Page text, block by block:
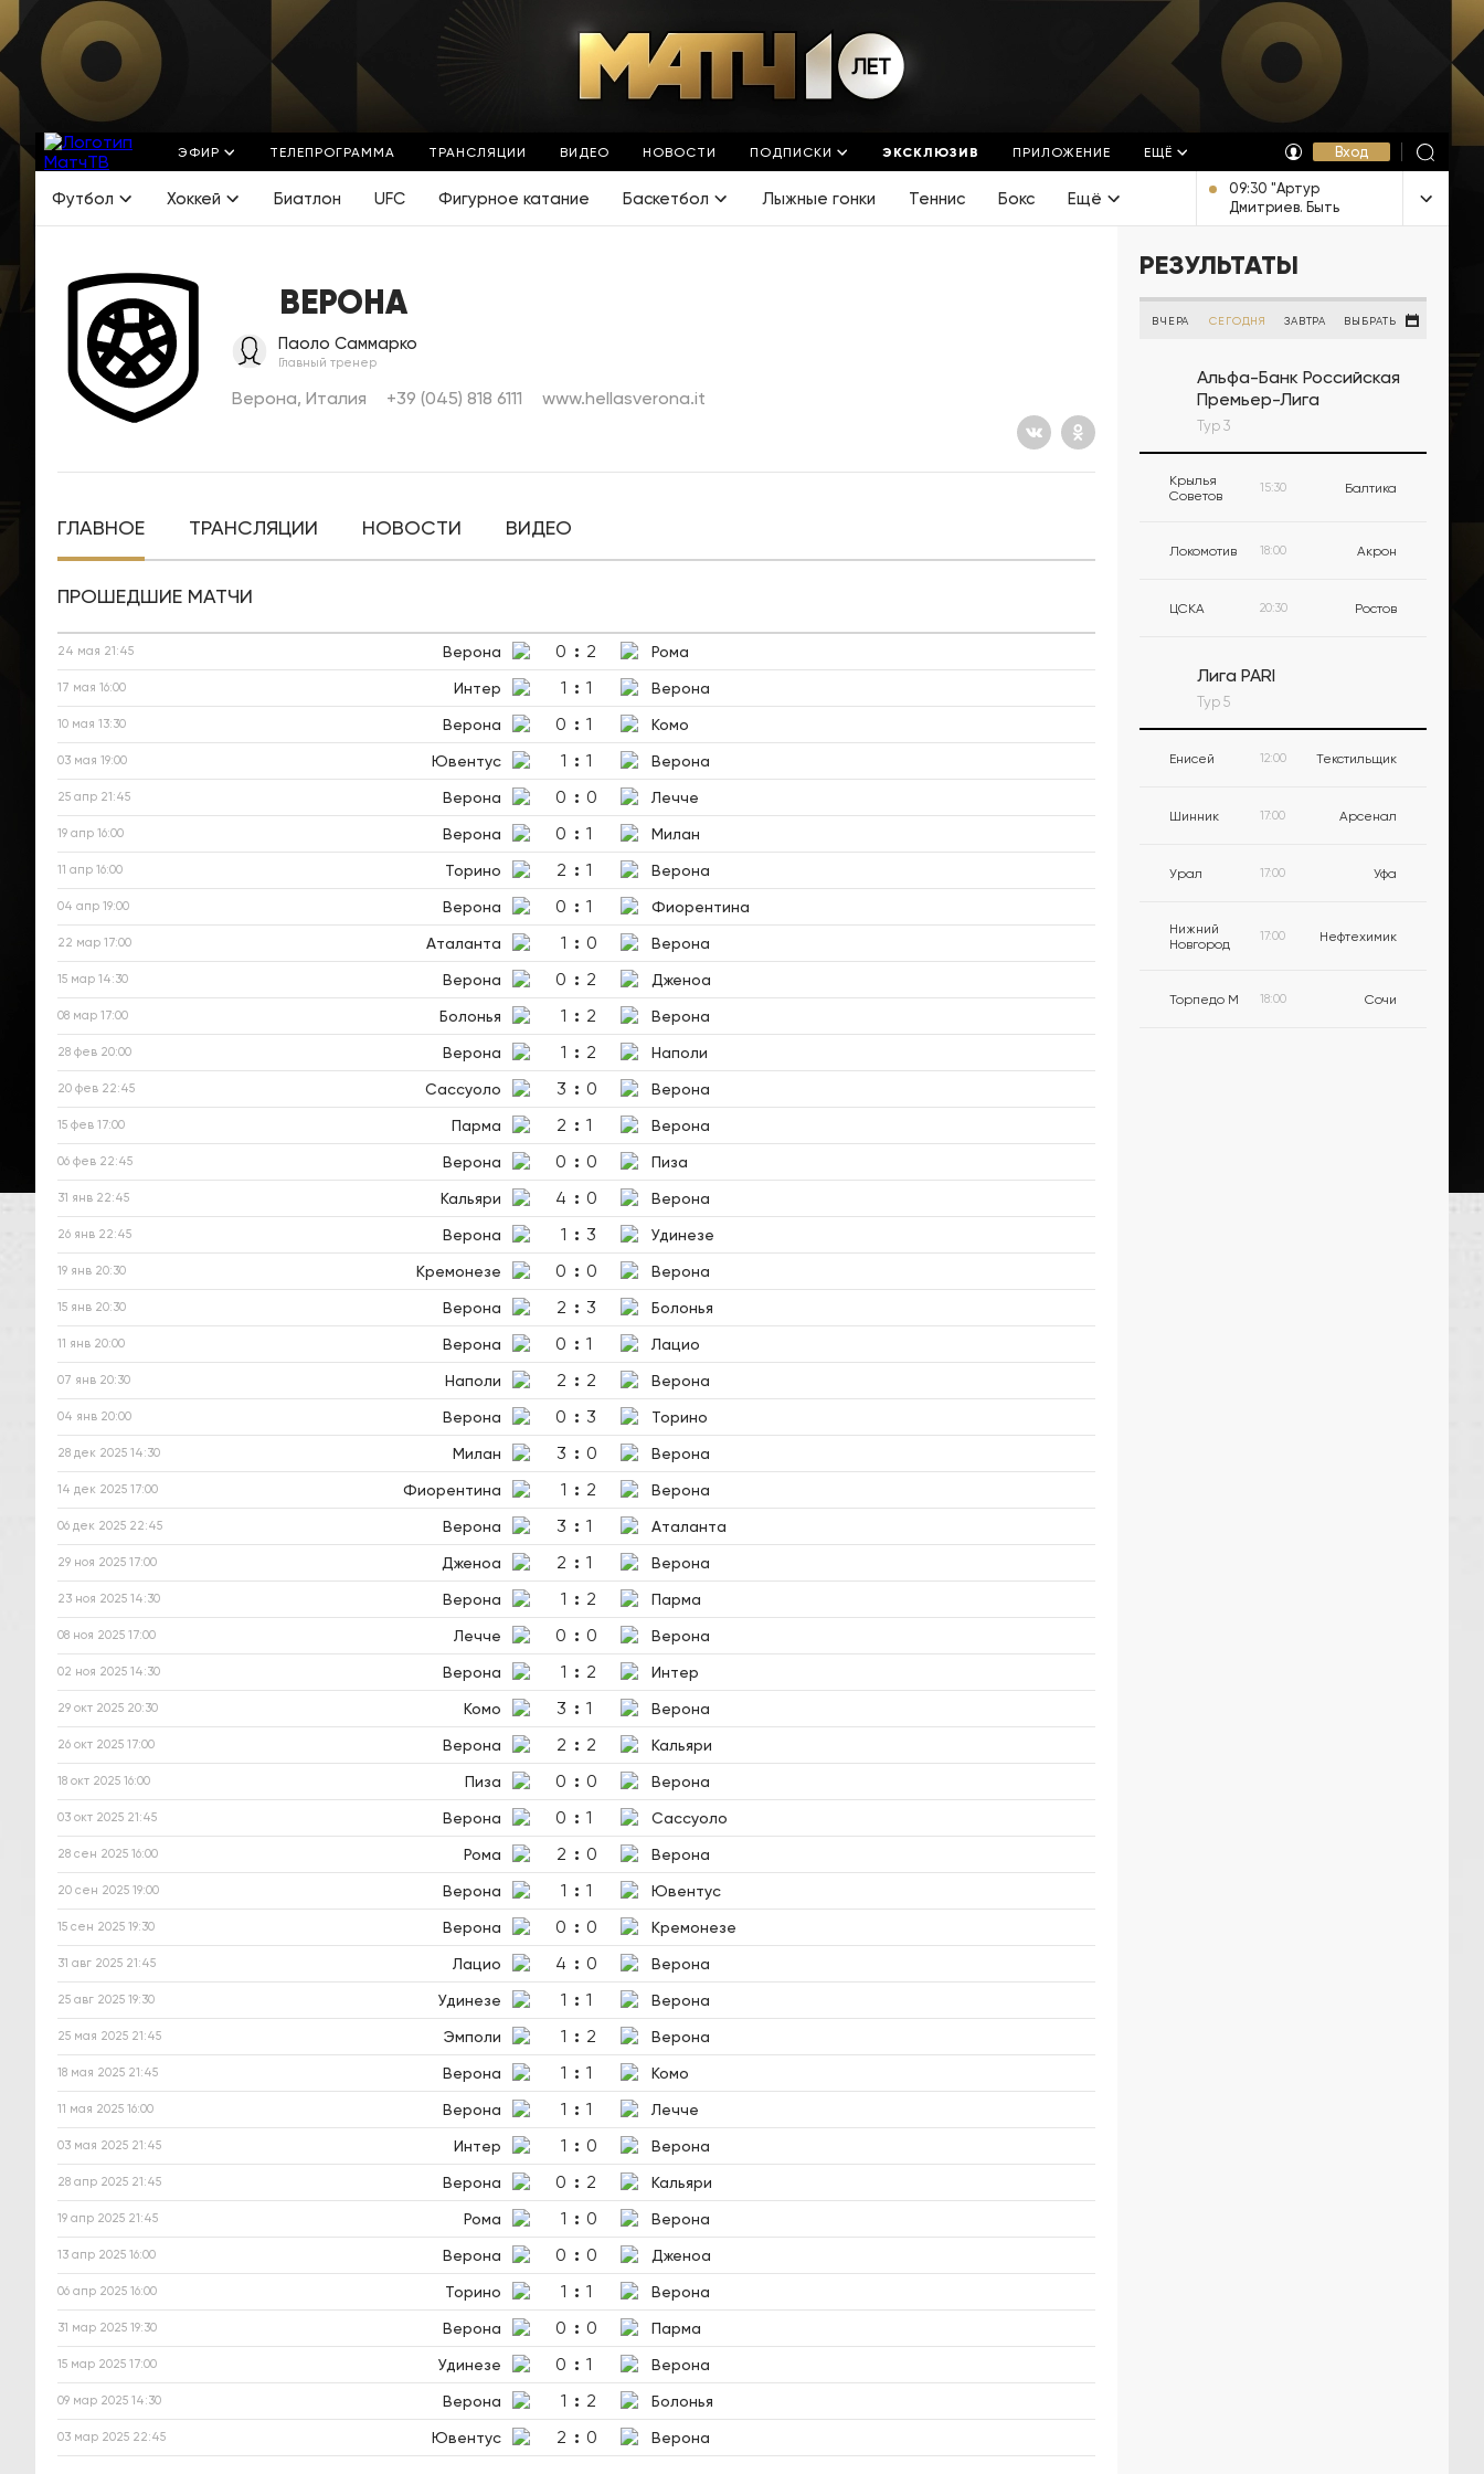
ЭФИР ТЕЛЕПРОГРАММА ТРАНСЛЯЦИИ ВИДЕО НОВОСТИ ПОДПИСКИ ЭКСКЛЮЗИВ ПРИЛОЖЕНИЕ ЕЩЁ Вход
Футбол Хоккей Биатлон UFC Фигурное катание Баскетбол Лыжные гонки Теннис Бокс Ещё
09:30 "Артур
Дмитриев. Быть
Человеком".
фильм [12+]
ВЕРОНА
Паоло Саммарко
Главный тренер
Верона, Италия +39 (045) 818 6111 www.hellasverona.it
ГЛАВНОЕ ТРАНСЛЯЦИИ НОВОСТИ ВИДЕО
ПРОШЕДШИЕ МАТЧИ
24 мая 21:45 Верона 0 : 2 Рома
17 мая 16:00 Интер 1 : 1 Верона
10 мая 13:30 Верона 0 : 1 Комо
03 мая 19:00 Ювентус 1 : 1 Верона
25 апр 21:45 Верона 0 : 0 Лечче
19 апр 16:00 Верона 0 : 1 Милан
11 апр 16:00 Торино 2 : 1 Верона
04 апр 19:00 Верона 0 : 1 Фиорентина
22 мар 17:00 Аталанта 1 : 0 Верона
15 мар 14:30 Верона 0 : 2 Дженоа
08 мар 17:00 Болонья 1 : 2 Верона
28 фев 20:00 Верона 1 : 2 Наполи
20 фев 22:45 Сассуоло 3 : 0 Верона
15 фев 17:00 Парма 2 : 1 Верона
06 фев 22:45 Верона 0 : 0 Пиза
31 янв 22:45 Кальяри 4 : 0 Верона
26 янв 22:45 Верона 1 : 3 Удинезе
19 янв 20:30 Кремонезе 0 : 0 Верона
15 янв 20:30 Верона 2 : 3 Болонья
11 янв 20:00 Верона 0 : 1 Лацио
07 янв 20:30 Наполи 2 : 2 Верона
04 янв 20:00 Верона 0 : 3 Торино
28 дек 2025 14:30 Милан 3 : 0 Верона
14 дек 2025 17:00 Фиорентина 1 : 2 Верона
06 дек 2025 22:45 Верона 3 : 1 Аталанта
29 ноя 2025 17:00 Дженоа 2 : 1 Верона
23 ноя 2025 14:30 Верона 1 : 2 Парма
08 ноя 2025 17:00 Лечче 0 : 0 Верона
02 ноя 2025 14:30 Верона 1 : 2 Интер
29 окт 2025 20:30 Комо 3 : 1 Верона
26 окт 2025 17:00 Верона 2 : 2 Кальяри
18 окт 2025 16:00 Пиза 0 : 0 Верона
03 окт 2025 21:45 Верона 0 : 1 Сассуоло
28 сен 2025 16:00 Рома 2 : 0 Верона
20 сен 2025 19:00 Верона 1 : 1 Ювентус
15 сен 2025 19:30 Верона 0 : 0 Кремонезе
31 авг 2025 21:45 Лацио 4 : 0 Верона
25 авг 2025 19:30 Удинезе 1 : 1 Верона
25 мая 2025 21:45 Эмполи 1 : 2 Верона
18 мая 2025 21:45 Верона 1 : 1 Комо
11 мая 2025 16:00 Верона 1 : 1 Лечче
03 мая 2025 21:45 Интер 1 : 0 Верона
28 апр 2025 21:45 Верона 0 : 2 Кальяри
19 апр 2025 21:45 Рома 1 : 0 Верона
13 апр 2025 16:00 Верона 0 : 0 Дженоа
06 апр 2025 16:00 Торино 1 : 1 Верона
31 мар 2025 19:30 Верона 0 : 0 Парма
15 мар 2025 17:00 Удинезе 0 : 1 Верона
09 мар 2025 14:30 Верона 1 : 2 Болонья
03 мар 2025 22:45 Ювентус 2 : 0 Верона
РЕЗУЛЬТАТЫ
ВЧЕРА СЕГОДНЯ ЗАВТРА ВЫБРАТЬ
Альфа-Банк Российская
Премьер-Лига
Тур 3
Крылья
Советов
15:30 Балтика
Локомотив 18:00 Акрон
ЦСКА 20:30 Ростов
Лига PARI
Тур 5
Енисей 12:00 Текстильщик
Шинник 17:00 Арсенал
Урал 17:00 Уфа
Нижний
Новгород
17:00 Нефтехимик
Торпедо М 18:00 Сочи